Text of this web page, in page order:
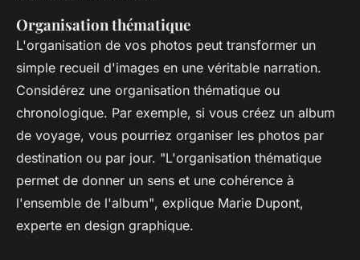
Organisation thématique
L'organisation de vos photos peut transformer un
simple recueil d'images en une véritable narration.
Considérez une organisation thématique ou
chronologique. Par exemple, si vous créez un album
de voyage, vous pourriez organiser les photos par
destination ou par jour. "L'organisation thématique
permet de donner un sens et une cohérence à
l'ensemble de l'album", explique Marie Dupont,
experte en design graphique.